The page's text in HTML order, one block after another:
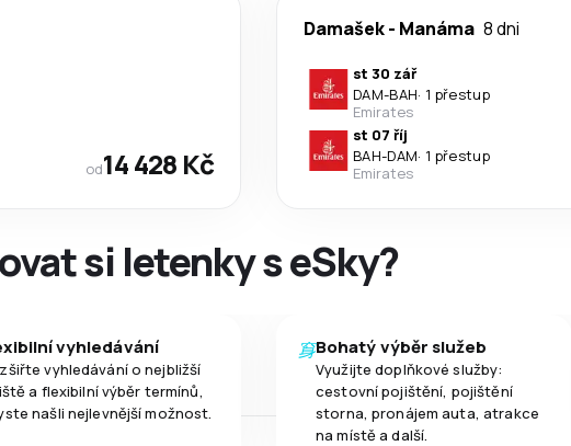
od14 428 Kč
Damašek- Manáma 8 dni
st 30 zář
DAM-BAH· 1 přestup
Emirates
st 07 říj
BAH-DAM· 1 přestup
Emirates
si letenky s eSky?
vyhledávání
vyhledávání o nejbližší
a flexibilní výběr termínů,
našli nejlevnější možnost.
Bohatý výběr služeb
Využijte doplňkové služby:
cestovní pojištění, pojištění
storna, pronájem auta, atrakce
na místě a další.